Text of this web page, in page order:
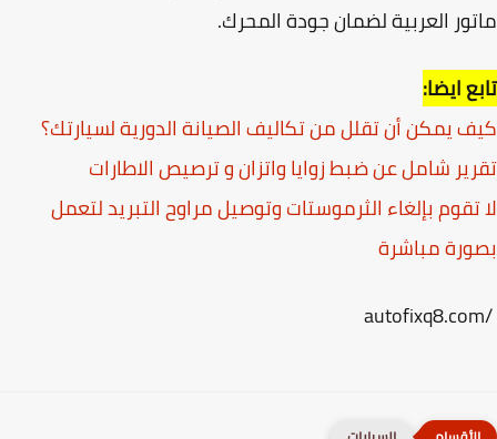
العربية لضمان جودة المحرك.
ايضا:
يمكن أن تقلل من تكاليف الصيانة الدورية لسيارتك؟
شامل عن ضبط زوايا واتزان و ترصيص الاطارات
بإلغاء الثرموستات وتوصيل مراوح التبريد لتعمل
مباشرة